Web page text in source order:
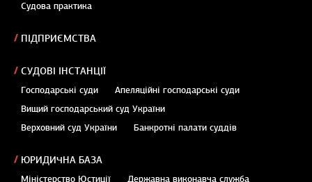
Судова практика
ПІДПРИЄМСТВА
СУДОВІ ІНСТАНЦІЇ
Господарські суди
Апеляційні господарські суди
Вищий господарський суд України
Верховний суд України
Банкротні палати суддів
ЮРИДИЧНА БАЗА
Міністерство Юстиції Державна виконавча служба